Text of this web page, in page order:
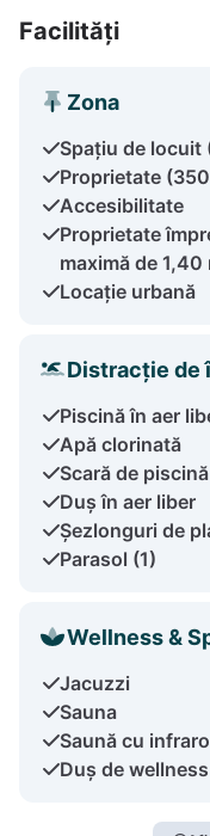
Facilități
Zona
Spațiu de locuit
Proprietate
Accesibilitate
Proprietate
maximă de 1,40
Locație urbană
Distracție de
Piscină în aer
Apă clorinată
Scară de piscină
Duș în aer liber
Șezlonguri de
Parasol (1)
Wellness &
Jacuzzi
Sauna
Saună cu
Duș de wellness